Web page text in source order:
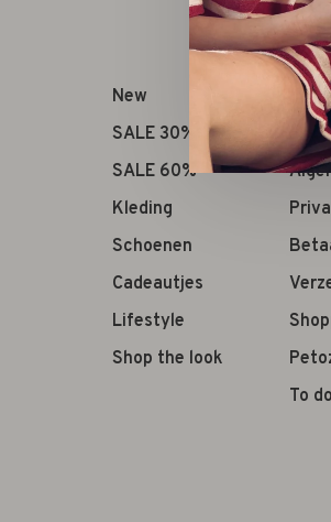
New
SALE 30%
SALE 60%
Kleding
Schoenen
Cadeautjes
Lifestyle
Shop the look
To